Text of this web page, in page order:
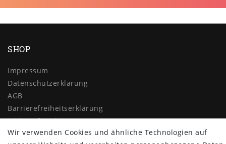
SHOP
Impressum
Daten­schutz­erklärung
AGB
Barrierefreiheitserklärung
Widerrufs­recht
Vertrag widerrufen
Wir verwenden Cookies und ähnliche Technologien auf